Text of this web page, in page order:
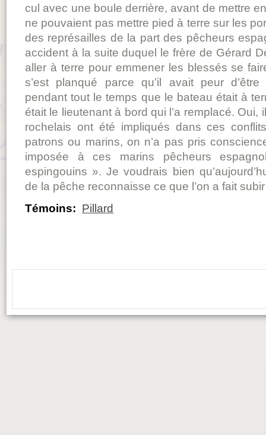
cul avec une boule derrière, avant de mettre
ne pouvaient pas mettre pied à terre sur les
des représailles de la part des pêcheurs
accident à la suite duquel le frère de Gérard
aller à terre pour emmener les blessés se
s’est planqué parce qu’il avait peur
pendant tout le temps que le bateau était à
était le lieutenant à bord qui l’a remplacé. Oui,
rochelais ont été impliqués dans ces
patrons ou marins, on n’a pas pris
imposée à ces marins pêcheurs
espingouins ». Je voudrais bien
de la pêche reconnaisse ce que l’on a fait
Témoins: Pillard